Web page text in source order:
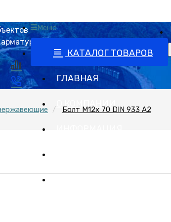
Меню
КАТАЛОГ ТОВАРОВ
ГЛАВНАЯ
Болт М12х 70 DIN 933 A2